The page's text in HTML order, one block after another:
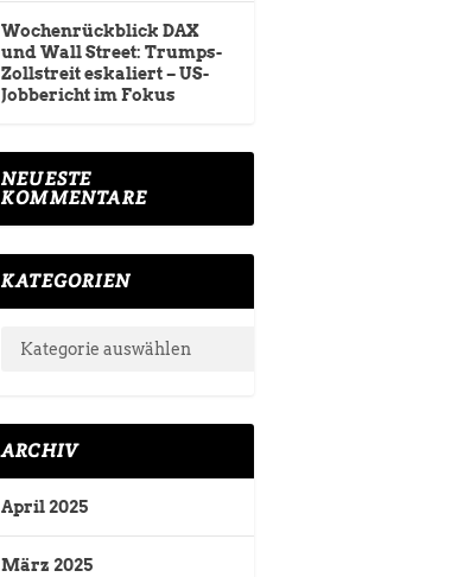
Wochenrückblick DAX
und Wall Street: Trumps-
Zollstreit eskaliert – US-
Jobbericht im Fokus
NEUESTE
KOMMENTARE
KATEGORIEN
ARCHIV
April 2025
März 2025